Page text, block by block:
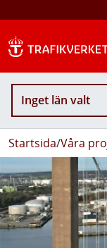
Inget län valt
Startsida/Våra